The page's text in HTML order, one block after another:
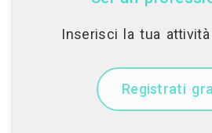
Inserisci la tua
Registrati